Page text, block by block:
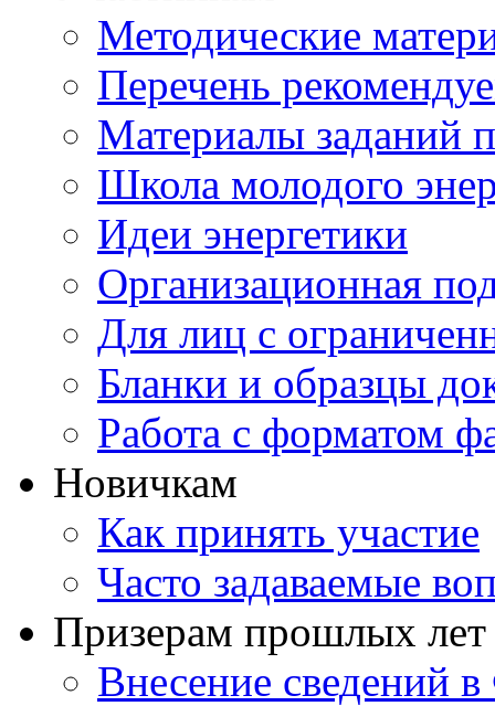
Методические
Перечень
Материалы заданий
Школа молодого
Идеи энергетики
Организационная
Для лиц с
Бланки и образцы
Работа с форматом
Новичкам
Как принять участие
Часто задаваемые
Призерам прошлых лет
Внесение